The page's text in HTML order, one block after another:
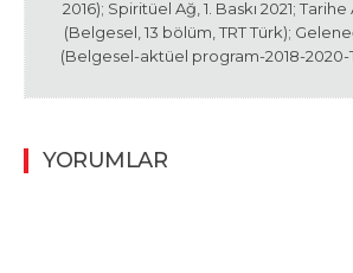
2016); Spiritüel Ağ, 1. Baskı 2021;
(Belgesel, 13 bölüm, TRT Türk);
(Belgesel-aktüel program-2018-2020-
YORUMLAR